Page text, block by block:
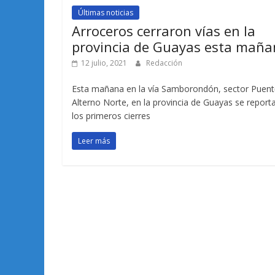
Últimas noticias
Arroceros cerraron vías en la
provincia de Guayas esta
12 julio, 2021 Redacción
Esta mañana en la vía Samborondón, sector
Alterno Norte, en la provincia de Guayas se
los primeros cierres
Leer más